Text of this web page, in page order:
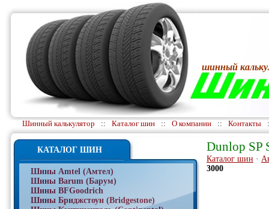
шинный
Шинный калькулятор :: Каталог шин :: О компании :: Контакты
КАТАЛОГ ШИН
Шины Amtel (Амтел)
Шины Barum (Барум)
Шины BFGoodrich
Шины Бриджстоун (Bridgestone)
Dunlop SP
Каталог шин ·
3000